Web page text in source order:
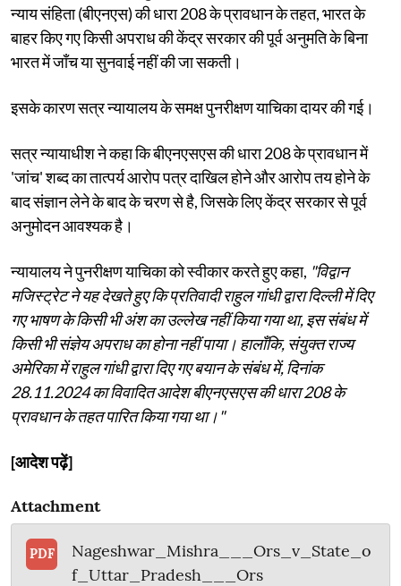
न्याय संहिता (बीएनएस) की धारा 208 के प्रावधान के तहत, भारत के
बाहर किए गए किसी अपराध की केंद्र सरकार की पूर्व अनुमति के बिना
भारत में जाँच या सुनवाई नहीं की जा सकती।
इसके कारण सत्र न्यायालय के समक्ष पुनरीक्षण याचिका दायर की गई।
सत्र न्यायाधीश ने कहा कि बीएनएसएस की धारा 208 के प्रावधान में
'जांच' शब्द का तात्पर्य आरोप पत्र दाखिल होने और आरोप तय होने के
बाद संज्ञान लेने के बाद के चरण से है, जिसके लिए केंद्र सरकार से पूर्व
अनुमोदन आवश्यक है।
न्यायालय ने पुनरीक्षण याचिका को स्वीकार करते हुए कहा, "विद्वान
मजिस्ट्रेट ने यह देखते हुए कि प्रतिवादी राहुल गांधी द्वारा दिल्ली में दिए
गए भाषण के किसी भी अंश का उल्लेख नहीं किया गया था, इस संबंध में
किसी भी संज्ञेय अपराध का होना नहीं पाया। हालाँकि, संयुक्त राज्य
अमेरिका में राहुल गांधी द्वारा दिए गए बयान के संबंध में, दिनांक
28.11.2024 का विवादित आदेश बीएनएसएस की धारा 208 के
प्रावधान के तहत पारित किया गया था।"
[आदेश पढ़ें]
Attachment
PDF
Nageshwar_Mishra___Ors_v_State_o
f_Uttar_Pradesh___Ors